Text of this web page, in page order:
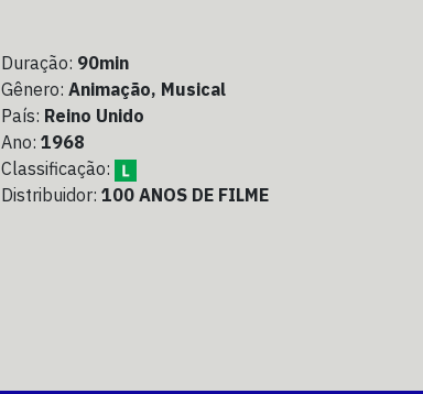
Duração: 90min
Gênero:Animação, Musical
País: Reino Unido
Ano:1968
Classificação:
Distribuidor:100 ANOS DE FILME